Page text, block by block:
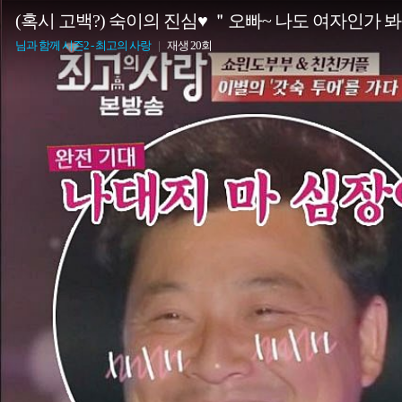
(혹시 고백?) 숙이의 진심♥ ＂오빠~ 나도 여자인가
님과 함께 시즌2 - 최고의 사랑 | 재생 20회